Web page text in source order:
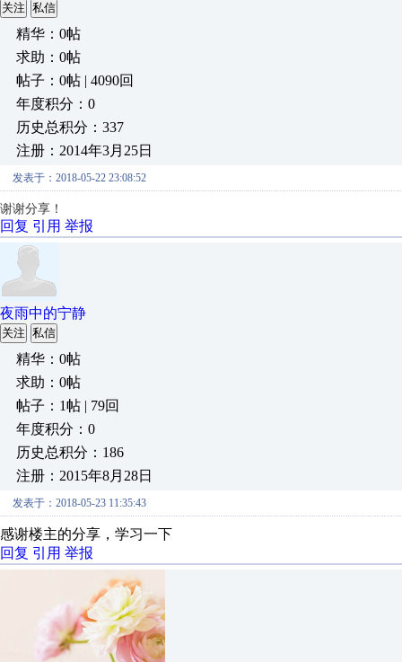
关注 私信
精华：0帖
求助：0帖
帖子：0帖 | 4090回
年度积分：0
历史总积分：337
注册：2014年3月25日
发表于：2018-05-22 23:08:52
谢谢分享！
回复 引用 举报
夜雨中的宁静
关注 私信
精华：0帖
求助：0帖
帖子：1帖 | 79回
年度积分：0
历史总积分：186
注册：2015年8月28日
发表于：2018-05-23 11:35:43
感谢楼主的分享，学习一下
回复 引用 举报